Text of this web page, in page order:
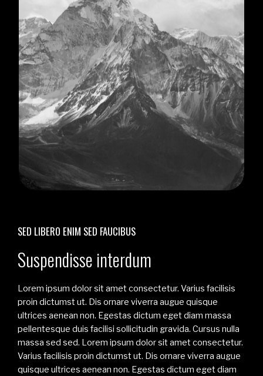
SED LIBERO ENIM SED FAUCIBUS
Suspendisse interdum
Lorem ipsum dolor sit amet consectetur. Varius facilisis
proin dictumst ut. Dis ornare viverra augue quisque
ultrices aenean non. Egestas dictum eget diam massa
pellentesque duis facilisi sollicitudin gravida. Cursus nulla
massa sed sed. Lorem ipsum dolor sit amet consectetur.
Varius facilisis proin dictumst ut. Dis ornare viverra augue
quisque ultrices aenean non. Egestas dictum eget diam